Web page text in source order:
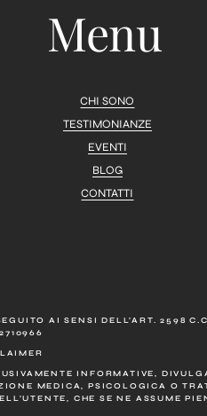
Menu
CHI SONO
TESTIMONIANZE
EVENTI
BLOG
CONTATTI
AI SENSI DELL’ART. 2598
INFORMATIVE,
MEDICA, PSICOLOGICA O
CHE SE NE ASSUME